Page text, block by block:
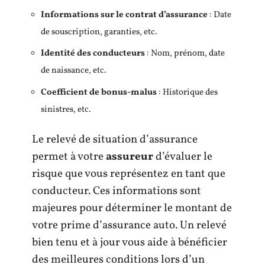
Informations sur le contrat d’assurance : Date
de souscription, garanties, etc.
Identité des conducteurs: Nom, prénom, date
de naissance, etc.
Coefficient de bonus-malus: Historique des
sinistres, etc.
Le relevé de situation d’assurance
permet à votreassureurd’évaluer le
risque que vous représentez en tant que
conducteur. Ces informations sont
majeures pour déterminer le montant de
votre prime d’assurance auto. Un relevé
bien tenu et à jour vous aide à bénéficier
des meilleures conditions lors d’un